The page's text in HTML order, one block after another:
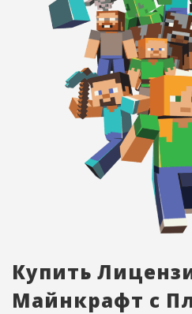
Купить
Майнкрафт с